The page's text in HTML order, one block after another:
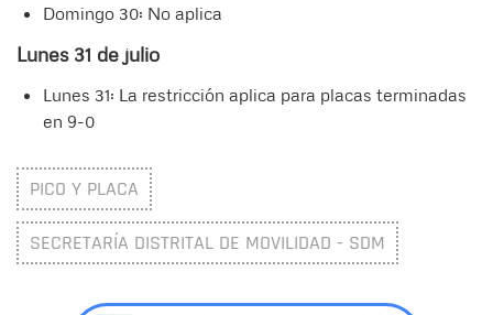
Domingo 30: No aplica
Lunes 31 de julio
Lunes 31: La restricción aplica para placas terminadas
en 9-0
PICO Y PLACA
SECRETARÍA DISTRITAL DE MOVILIDAD - SDM